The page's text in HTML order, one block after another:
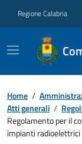
Regione Calabria
Home /
Atti generali /
Regolamento per il
impianti radioelettrici